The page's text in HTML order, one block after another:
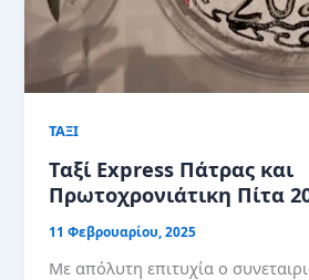
ΤΑΞΙ
Ταξί Express Πάτρας και
Πρωτοχρονιάτικη Πίτα
11 Φεβρουαρίου, 2025
Με απόλυτη επιτυχία ο